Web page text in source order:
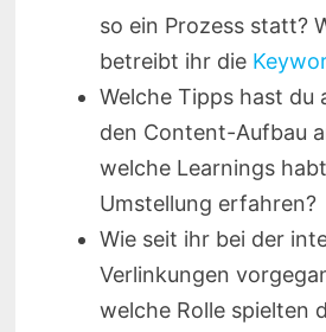
so ein Prozess statt?
betreibt ihr die
Welche Tipps hast du
den Content-Aufbau
welche Learnings
Umstellung erfahren?
Wie seit ihr bei der
Verlinkungen
welche Rolle spielten